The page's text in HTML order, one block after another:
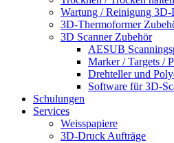
Wartung / Reinigung
3D-Thermoformer
3D Scanner Zubehör
AESUB
Marker / Targets /
Drehteller und
Software für 3D-
Schulungen
Services
Weisspapiere
3D-Druck Aufträge